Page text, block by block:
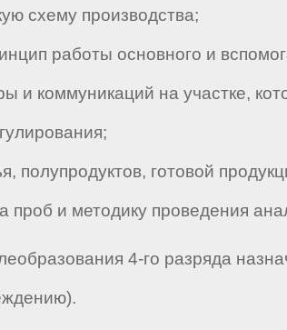
схему производства;
работы основного и
коммуникаций на участке,
готовой
и методику проведения
4-го разряда